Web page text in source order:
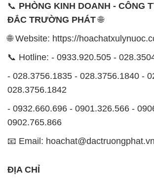
📞 PHÒNG KINH DOANH - CÔNG
ĐẮC TRƯỜNG PHÁT🌐
🌐 Website: https://
📞 Hotline: - 0933.920.505 -
- 028.3756.1835 - 028.3756.1840 -
028.3756.1842
- 0932.660.696 - 0901.326.566 -
0902.765.866
📧 Email: hoachat@dactruongphat.vn
ĐỊA CHỈ